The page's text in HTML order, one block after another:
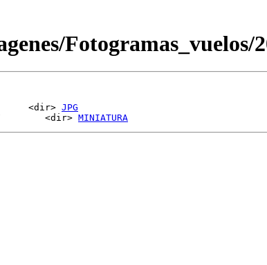
Fotogramas_vuelos/
<dir> JPG
<dir> MINIATURA